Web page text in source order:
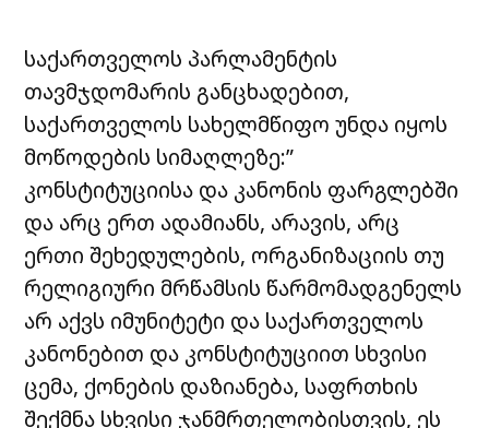
საქართველოს პარლამენტის
თავმჯდომარის განცხადებით,
საქართველოს სახელმწიფო უნდა იყოს
მოწოდების სიმაღლეზე:”
კონსტიტუციისა და კანონის ფარგლებში
და არც ერთ ადამიანს, არავის, არც
ერთი შეხედულების, ორგანიზაციის თუ
რელიგიური მრწამსის წარმომადგენელს
არ აქვს იმუნიტეტი და საქართველოს
კანონებით და კონსტიტუციით სხვისი
ცემა, ქონების დაზიანება, საფრთხის
შექმნა სხვისი ჯანმრთელობისთვის, ეს